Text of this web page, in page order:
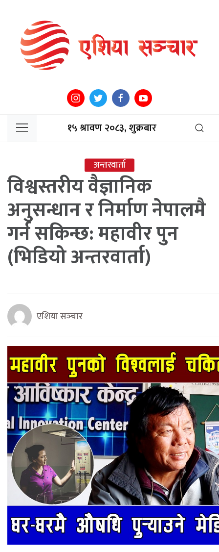
१५ श्रावण २०८३, शुक्रबार
अन्तरवार्ता
विश्वस्तरीय वैज्ञानिक
अनुसन्धान र निर्माण नेपालमै
गर्न सकिन्छ: महावीर पुन
(भिडियो अन्तरवार्ता)
एशिया सञ्‍चार